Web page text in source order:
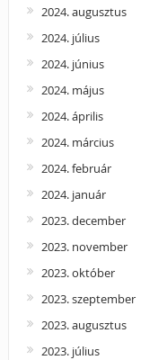
2024. augusztus
2024. július
2024. június
2024. május
2024. április
2024. március
2024. február
2024. január
2023. december
2023. november
2023. október
2023. szeptember
2023. augusztus
2023. július